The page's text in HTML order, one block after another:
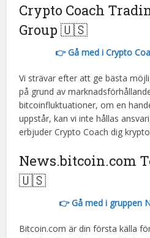
Crypto Coach
Group 🇺🇸
👉 Gå med i Crypto
Vi strävar efter att ge bästa
på grund av
bitcoinfluktuationer, om en
uppstår, kan vi inte hållas
erbjuder Crypto Coach dig
News.bitcoin.com
🇺🇸
👉 Gå med i gruppen
Bitcoin.com är din första källa